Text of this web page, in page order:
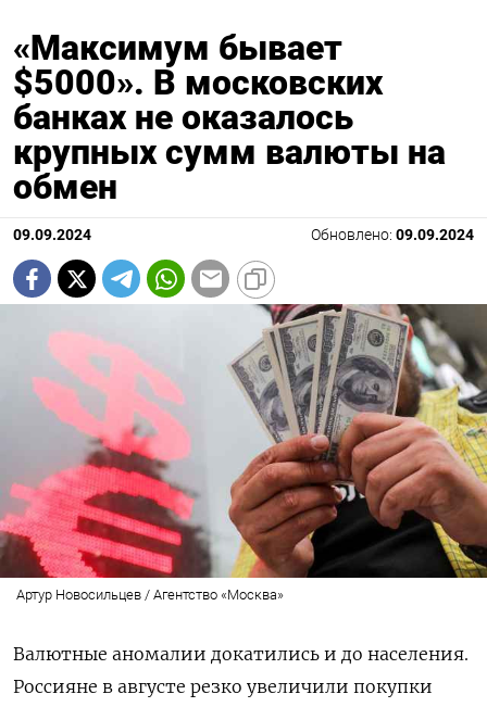
«Максимум бывает
$5000». В московских
банках не оказалось
крупных сумм валюты на
обмен
09.09.2024 Обновлено: 09.09.2024
Артур Новосильцев / Агентство «Москва»
Валютные аномалии докатились и до населения.
Россияне в августе резко увеличили покупки